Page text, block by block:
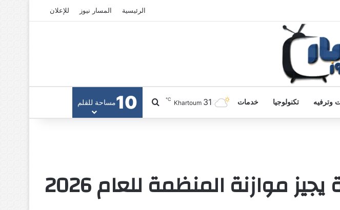
الرئيسية المسار نيوز للإعلان
وترفيه تكنولوجيا خدمات Khartoum 31
℃ بحث عن
10مساحة للقلم
موازنة المنظمة للعام 2026